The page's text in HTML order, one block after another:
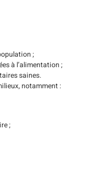
;
à l’alimentation ;
saines.
notamment :
;